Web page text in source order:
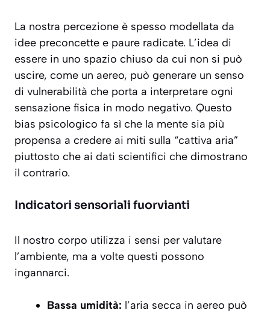
La nostra percezione è spesso modellata da
idee preconcette e paure radicate. L’idea di
essere in uno spazio chiuso da cui non si può
uscire, come un aereo, può generare un senso
di vulnerabilità che porta a interpretare ogni
sensazione fisica in modo negativo. Questo
bias psicologico fa sì che la mente sia più
propensa a credere ai miti sulla “cattiva aria”
piuttosto che ai dati scientifici che dimostrano
il contrario.
Indicatori sensoriali fuorvianti
Il nostro corpo utilizza i sensi per valutare
l’ambiente, ma a volte questi possono
ingannarci.
Bassa umidità: l’aria secca in aereo può